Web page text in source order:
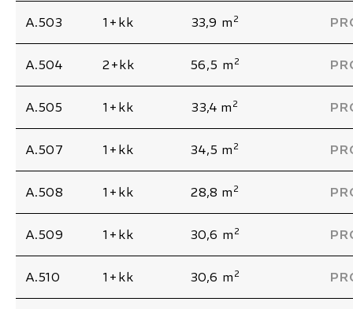
A.503 1+kk 33,9 m 2
A.504 2+kk 56,5 m 2
A.505 1+kk 33,4 m 2
A.507 1+kk 34,5 m 2
A.508 1+kk 28,8 m 2
A.509 1+kk 30,6 m 2
A.510 1+kk 30,6 m 2